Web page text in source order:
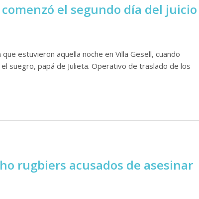
el segundo día del juicio
estuvieron aquella noche en Villa Gesell, cuando
suegro, papá de Julieta. Operativo de traslado de los
rugbiers acusados de asesinar